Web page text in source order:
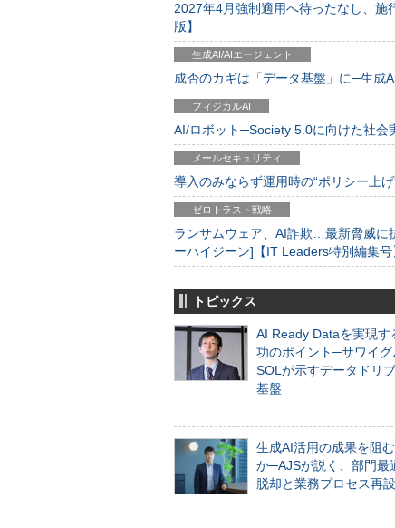
2027年4月強制適用へ待ったなし、
版】
生成AI/AIエージェント
成否のカギは「データ基盤」に─生成
フィジカルAI
AI/ロボット─Society 5.0に向けた社会
メールセキュリティ
導入のみならず運用時の“ポリシー上
ゼロトラスト戦略
ランサムウェア、AI詐欺…最新脅威に
ーハイジーン]【IT Leaders特別編集号
トピックス
AI Ready Dataを実現す
功のポイント─サワイグ
SOLが示すデータドリ
基盤
生成AI活用の成果を阻
か─AJSが説く、部門最
脱却と業務プロセス再